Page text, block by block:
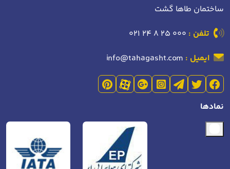
ساختمان طاها گشت
تلفن : 021 24 8 25 000
ایمیل : info@tahagasht.com
نمادها